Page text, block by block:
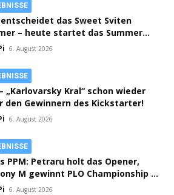
entscheidet das Sweet Sviten
– heute startet das Summer
Bounty!
6. August 2026
„Karlovarsky Kral“ schon wieder
den Gewinnern des Kickstarter!
6. August 2026
PPM: Petraru holt das Opener,
M gewinnt PLO Championship –
Flight 1C Million Crown!
6. August 2026